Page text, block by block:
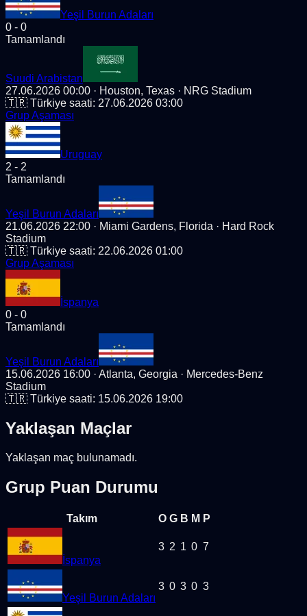
Yeşil Burun Adaları
0 - 0
Tamamlandı
Suudi Arabistan
27.06.2026 00:00 · Houston, Texas · NRG Stadium
🇹🇷 Türkiye saati: 27.06.2026 03:00
Grup Aşaması
Uruguay
2 - 2
Tamamlandı
Yeşil Burun Adaları
21.06.2026 22:00 · Miami Gardens, Florida · Hard Rock
Stadium
🇹🇷 Türkiye saati: 22.06.2026 01:00
Grup Aşaması
İspanya
0 - 0
Tamamlandı
Yeşil Burun Adaları
15.06.2026 16:00 · Atlanta, Georgia · Mercedes-Benz
Stadium
🇹🇷 Türkiye saati: 15.06.2026 19:00
Yaklaşan Maçlar
Yaklaşan maç bulunamadı.
Grup Puan Durumu
Takım O G B M P
İspanya
3 2 1 0 7
Yeşil Burun Adaları
3 0 3 0 3